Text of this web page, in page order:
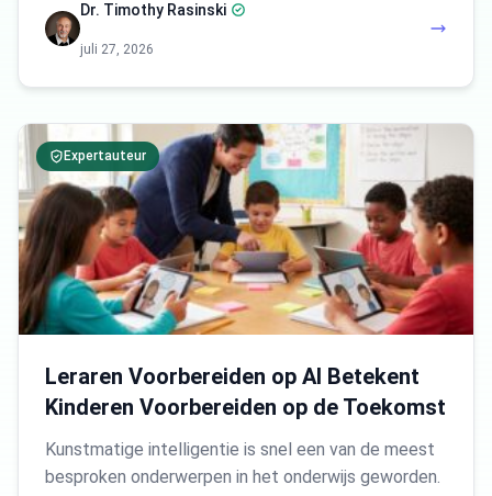
Dr. Timothy Rasinski
juli 27, 2026
Expertauteur
Leraren Voorbereiden op AI Betekent
Kinderen Voorbereiden op de Toekomst
Kunstmatige intelligentie is snel een van de meest
besproken onderwerpen in het onderwijs geworden.